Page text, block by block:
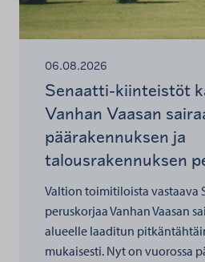
06.08.2026
Senaatti-kiinteistöt
Vanhan Vaasan
päärakennuksen ja
talousrakennuksen
Valtion toimitiloista vastaava
peruskorjaa Vanhan Vaasan
alueelle laaditun
mukaisesti. Nyt on vuorossa